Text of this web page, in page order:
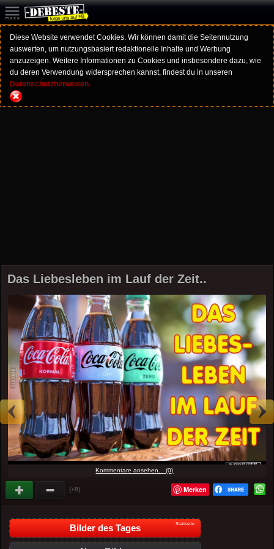
Diese Website verwendet Cookies. Wir können damit die Seitennutzung
auswerten, um nutzungsbasiert redaktionelle Inhalte und Werbung
anzuzeigen. Weitere Informationen zu Cookies und insbesondere dazu, wie
du deren Verwendung widersprechen kannst, findest du in unseren
Datenschutzhinweisen.
Das Liebesleben im Lauf der Zeit..
Kommentare ansehen... (0)
(+8) Merken
Bilder des Tages Startseite